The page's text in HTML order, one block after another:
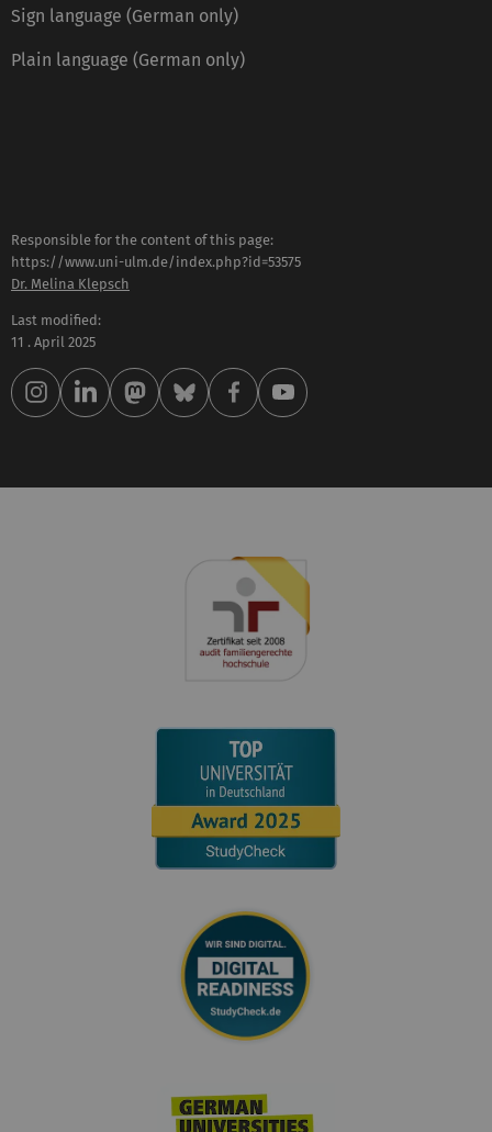
Sign language (German only)
Plain language (German only)
Responsible for the content of this page:
https://www.uni-ulm.de/index.php?id=53575
Dr. Melina Klepsch
Last modified:
11 . April 2025